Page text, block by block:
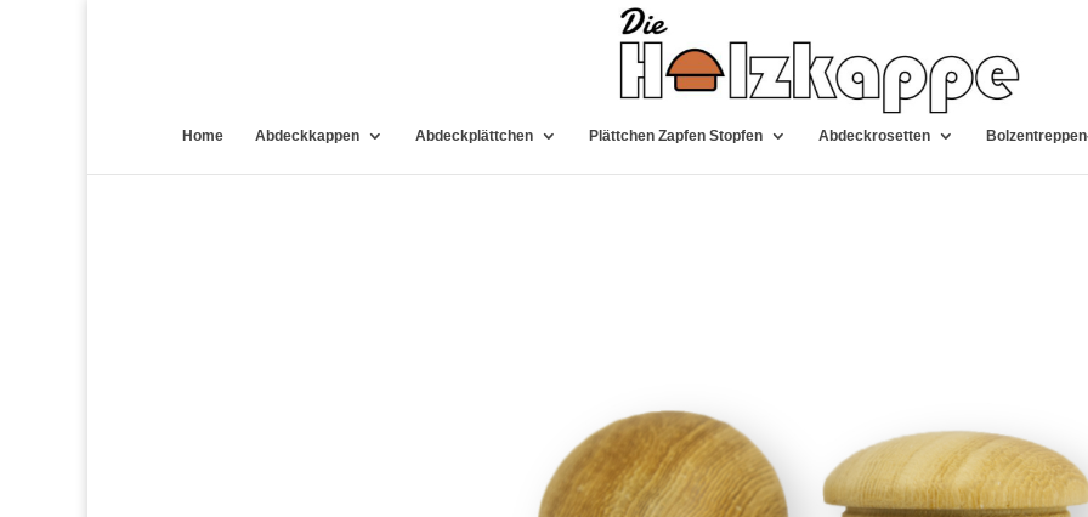
Home Abdeckkappen Abdeckplättchen Plättchen Zapfen Stopfen Abdeckrosetten